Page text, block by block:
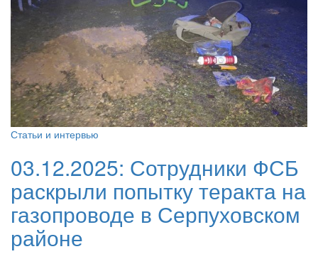
Статьи и интервью
03.12.2025: Сотрудники ФСБ
раскрыли попытку теракта на
газопроводе в Серпуховском
районе